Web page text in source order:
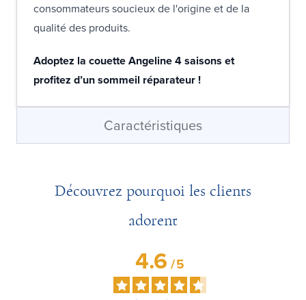
consommateurs soucieux de l'origine et de la
qualité des produits.
Adoptez la couette Angeline 4 saisons et
profitez d’un sommeil réparateur !
Caractéristiques
Découvrez pourquoi les clients
adorent
4.6/5